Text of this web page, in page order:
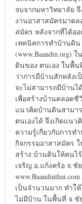
จบจากมหาวิทยาลัย
งานอาสาสมัครมาตล
สมัคร หลังจากที่ได้อ
เทคนิคการทำบ้านดิน
(www.Baandin.org)
ดินของ ตนเอง ในพื้น
ว่าการมีบ้านสักหลังเ
จะไม่สามารถมีบ้านไ
เพื่อสร้างบ้านตลอด
แนวคิดบ้านดินสามา
ตนเองได้ จึงเกิดแน
ความรู้เกี่ยวกับการท
กิจกรรมอาสาสมัคร ใ
สร้าง บ้านดินให้คนไ
เจริญ อ.แก้งคร้อ จ.ชั
เป็นจำนวนมาก ทำใ
ไม่มีบ้าน ในพื้นที่ จ.ชั